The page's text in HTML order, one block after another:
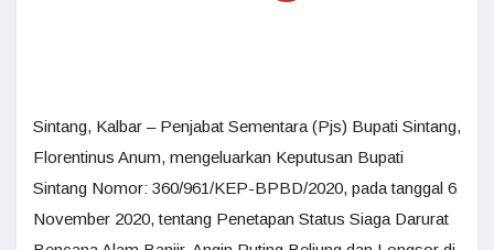
Sintang, Kalbar – Penjabat Sementara (Pjs) Bupati Sintang,
Florentinus Anum, mengeluarkan Keputusan Bupati
Sintang Nomor: 360/961/KEP-BPBD/2020, pada tanggal 6
November 2020, tentang Penetapan Status Siaga Darurat